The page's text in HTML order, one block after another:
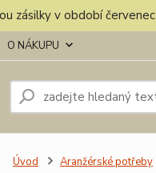
zásilky v období
O NÁKUPU
Úvod Aranžérské potřeby